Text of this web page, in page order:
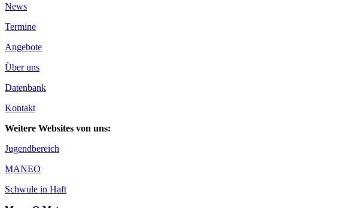
News
Termine
Angebote
Über uns
Datenbank
Kontakt
Weitere Websites von uns:
Jugendbereich
MANEO
Schwule in Haft